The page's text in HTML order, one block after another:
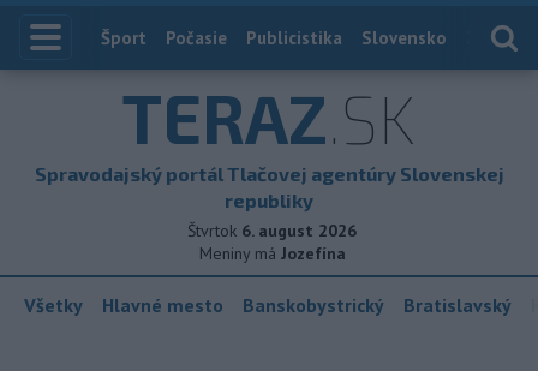
Index
Šport Počasie Publicistika Slovensko
TERAZ.SK
Spravodajský portál Tlačovej agentúry Slovenskej
republiky
Štvrtok 6. august 2026
Meniny má Jozefína
Všetky Hlavné mesto Banskobystrický Bratislavský